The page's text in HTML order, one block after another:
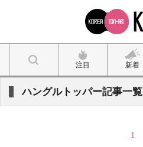
注目 新着
ハングルトッパー記事一覧
1